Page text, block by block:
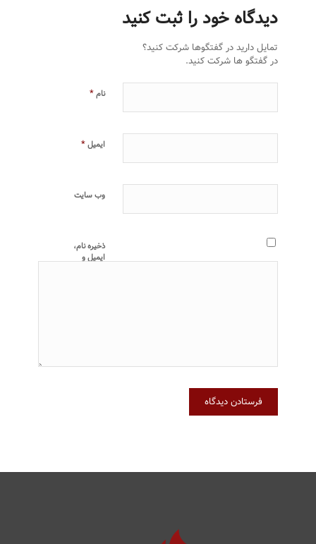
دیدگاه خود را ثبت کنید
تمایل دارید در گفتگوها شرکت کنید؟
در گفتگو ها شرکت کنید.
نام*
ایمیل*
وب‌ سایت
ذخیره نام،
ایمیل و